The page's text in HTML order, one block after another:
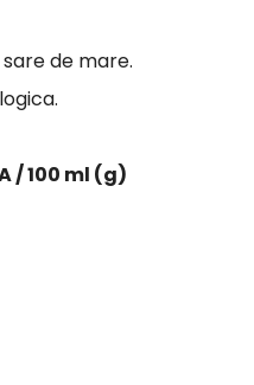
de mare.
/ 100 ml (g)